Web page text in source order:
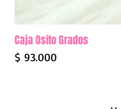
Caja Osito Grados
Precio
$ 93.000